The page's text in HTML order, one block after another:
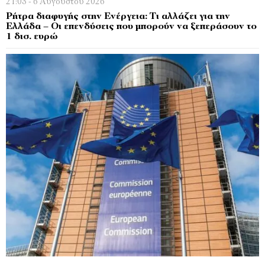
21:03 - 6 Αυγούστου 2026
Ρήτρα διαφυγής στην Ενέργεια: Τι αλλάζει για την
Ελλάδα – Οι επενδύσεις που μπορούν να ξεπεράσουν το
1 δισ. ευρώ